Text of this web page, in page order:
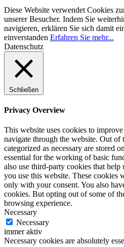
Diese Website verwendet Cookies
unserer Besucher. Indem Sie
navigieren, erklären Sie sich damit
einverstanden Erfahren Sie mehr...
Datenschutz
Schließen
Privacy Overview
This website uses cookies to
navigate through the website. Out of
categorized as necessary are stored
essential for the working of basic
also use third-party cookies that help
you use this website. These cookies
only with your consent. You also
cookies. But opting out of some of
browsing experience.
Necessary
Necessary
immer aktiv
Necessary cookies are absolutely